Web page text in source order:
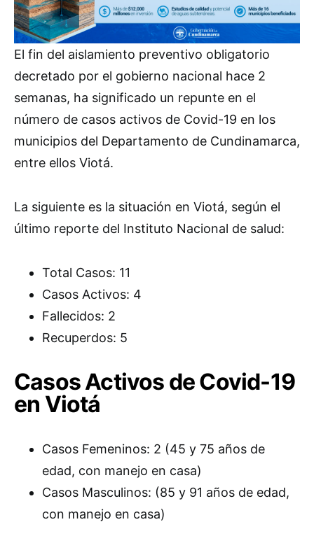
El fin del aislamiento preventivo obligatorio
decretado por el gobierno nacional hace 2
semanas, ha significado un repunte en el
número de casos activos de Covid-19 en los
municipios del Departamento de Cundinamarca,
entre ellos Viotá.
La siguiente es la situación en Viotá, según el
último reporte del Instituto Nacional de salud:
Total Casos: 11
Casos Activos: 4
Fallecidos: 2
Recuperdos: 5
Casos Activos de Covid-19
en Viotá
Casos Femeninos: 2 (45 y 75 años de
edad, con manejo en casa)
Casos Masculinos: (85 y 91 años de edad,
con manejo en casa)